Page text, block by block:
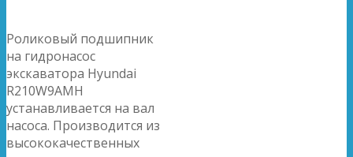
Роликовый подшипник
на гидронасос
экскаватора Hyundai
R210W9AMH
устанавливается на вал
насоса. Производится из
высококачественных